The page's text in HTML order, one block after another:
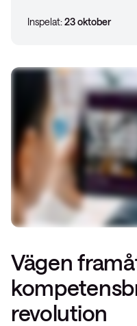
Inspelat:23 oktober
Vägen
revolution